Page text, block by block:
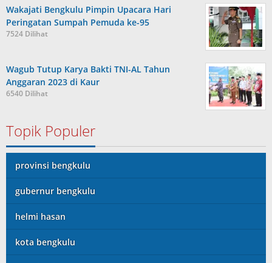
Wakajati Bengkulu Pimpin Upacara Hari
Peringatan Sumpah Pemuda ke-95
7524 Dilihat
Wagub Tutup Karya Bakti TNI-AL Tahun
Anggaran 2023 di Kaur
6540 Dilihat
Topik Populer
provinsi bengkulu
gubernur bengkulu
helmi hasan
kota bengkulu